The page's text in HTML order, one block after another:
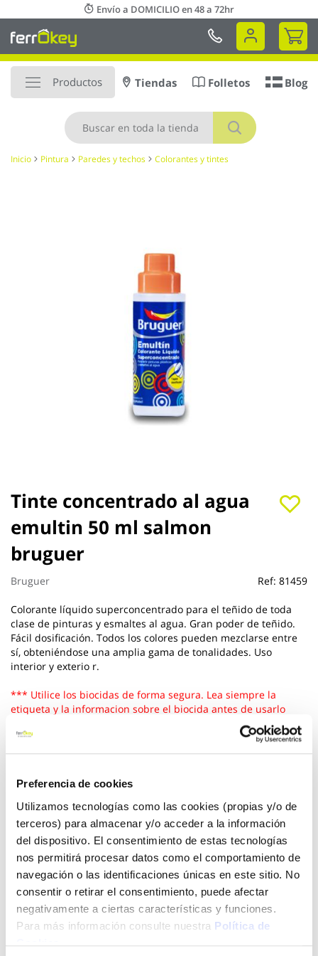
Preferencia de cookies
Utilizamos tecnologías como las cookies (propias y/o de
terceros) para almacenar y/o acceder a la información
del dispositivo. El consentimiento de estas tecnologías
nos permitirá procesar datos como el comportamiento de
navegación o las identificaciones únicas en este sitio. No
consentir o retirar el consentimiento, puede afectar
negativamente a ciertas características y funciones.
Para más información consulte nuestra Política de
al
contenido
Envío a DOMICILIO en 48 a 72hr
Mi
Productos
Buscar
Tiendas Folletos Blog
Inicio Pintura Paredes y techos Colorantes y tintes
Tinte concentrado al agua
emultin 50 ml salmon
bruguer
Bruguer Ref: 81459
Colorante líquido superconcentrado para el teñido de toda
clase de pinturas y esmaltes al agua. Gran poder de teñido.
Fácil dosificación. Todos los colores pueden mezclarse entre
sí, obteniéndose una amplia gama de tonalidades. Uso
interior y exterio r.
*** Utilice los biocidas de forma segura. Lea siempre la
etiqueta y la informacion sobre el biocida antes de usarlo
Ver más
Añadir al carrito
en nuestras tiendas
Envío a domicilio:
5 días hábiles
Saltar
al
comienzo
de
la
galería
de